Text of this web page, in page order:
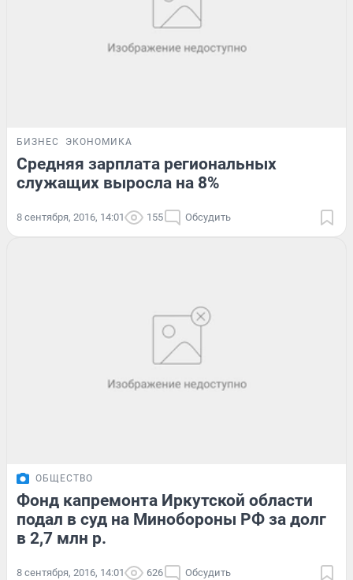
БИЗНЕС ЭКОНОМИКА
Средняя зарплата региональных
служащих выросла на 8%
8 сентября, 2016, 14:01 155 Обсудить
ОБЩЕСТВО
Фонд капремонта Иркутской области
подал в суд на Минобороны РФ за долг
в 2,7 млн р.
8 сентября, 2016, 14:01 626 Обсудить